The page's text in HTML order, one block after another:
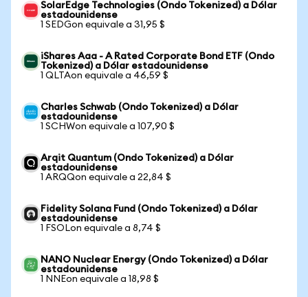
SolarEdge Technologies (Ondo Tokenized) a Dólar
estadounidense
1 SEDGon equivale a 31,95 $
iShares Aaa - A Rated Corporate Bond ETF (Ondo
Tokenized) a Dólar estadounidense
1 QLTAon equivale a 46,59 $
Charles Schwab (Ondo Tokenized) a Dólar
estadounidense
1 SCHWon equivale a 107,90 $
Arqit Quantum (Ondo Tokenized) a Dólar
estadounidense
1 ARQQon equivale a 22,84 $
Fidelity Solana Fund (Ondo Tokenized) a Dólar
estadounidense
1 FSOLon equivale a 8,74 $
NANO Nuclear Energy (Ondo Tokenized) a Dólar
estadounidense
1 NNEon equivale a 18,98 $